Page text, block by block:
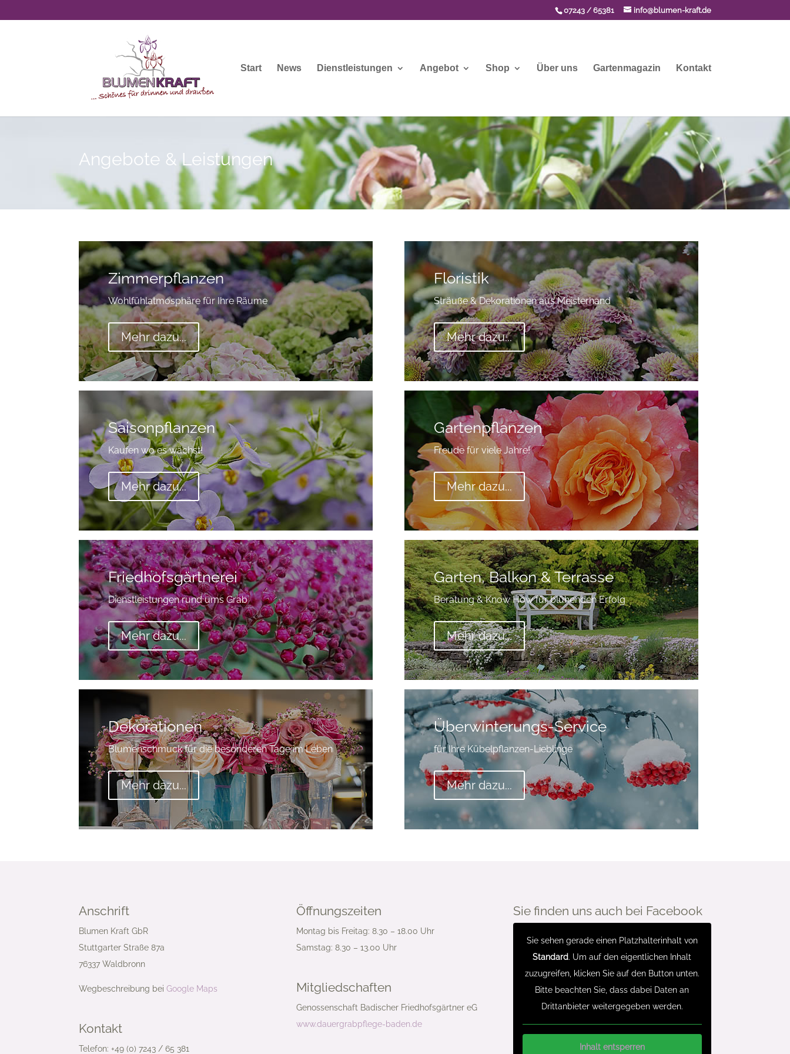
07243 / 65381 info@blumen-kraft.de
Start News Dienstleistungen Angebot Shop Über uns Gartenmagazin Kontakt
Angebote & Leistungen
Zimmerpflanzen
Wohlfühlatmosphäre für Ihre Räume
Mehr dazu...
Saisonpflanzen
Kaufen wo es wächst!
Mehr dazu...
Friedhofsgärtnerei
Dienstleistungen rund ums Grab
Mehr dazu...
Dekorationen
Blumenschmuck für die besonderen Tage im Leben
Mehr dazu...
Floristik
Sträuße & Dekorationen aus Meisterhand
Mehr dazu...
Gartenpflanzen
Freude für viele Jahre!
Mehr dazu...
Garten, Balkon & Terrasse
Beratung & Know How für blühenden Erfolg
Mehr dazu...
Überwinterungs-Service
für Ihre Kübelpflanzen-Lieblinge
Mehr dazu...
Anschrift
Blumen Kraft GbR
Stuttgarter Straße 87a
76337 Waldbronn
Wegbeschreibung beiGoogle Maps
Kontakt
Telefon: +49 (0) 7243 / 65 381
Öffnungszeiten
Montag bis Freitag: 8.30 – 18.00 Uhr
Samstag: 8.30 – 13.00 Uhr
Mitgliedschaften
Genossenschaft Badischer Friedhofsgärtner eG
www.dauergrabpflege-baden.de
Sie finden uns auch bei Facebook
Sie sehen gerade einen Platzhalterinhalt von
Standard. Um auf den eigentlichen Inhalt
zuzugreifen, klicken Sie auf den Button unten.
Bitte beachten Sie, dass dabei Daten an
Drittanbieter weitergegeben werden.
Inhalt entsperren